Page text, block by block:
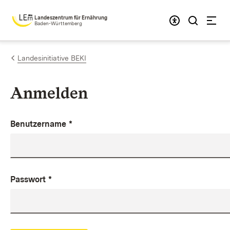
Zum Inhalt springen
Landeszentrum für Ernährung
Baden-Württemberg
Landesinitiative BEKI
Anmelden
Benutzername *
Passwort *